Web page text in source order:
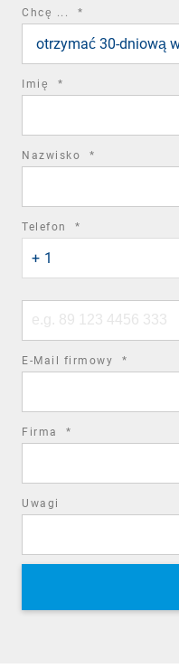
Chcę ... *
otrzymać 30-dniową
Imię *
Nazwisko *
Telefon *
country
code
+ 1
number
E-Mail firmowy *
Firma *
Uwagi
Zarządzanie